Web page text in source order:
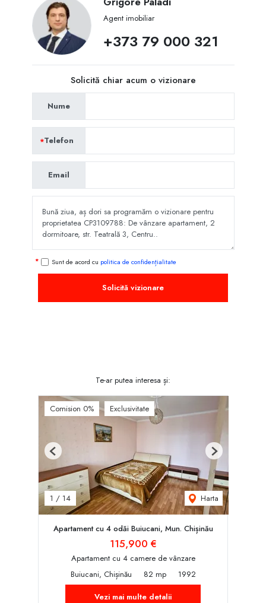
Agent imobiliar
+373 79 000 321
Solicită chiar acum o vizionare
Nume
Telefon
Email
Sunt de acord cu politica de confidențialitate
Solicită vizionare
Te-ar putea interesa și:
Comision 0% Exclusivitate
1 / 14 Harta
Previous Next
Apartament cu 4 odăi Buiucani, Mun. Chișinău
115,900 €
Apartament cu 4 camere de vânzare
Buiucani, Chișinău
82 mp
1992
Vezi mai multe detalii